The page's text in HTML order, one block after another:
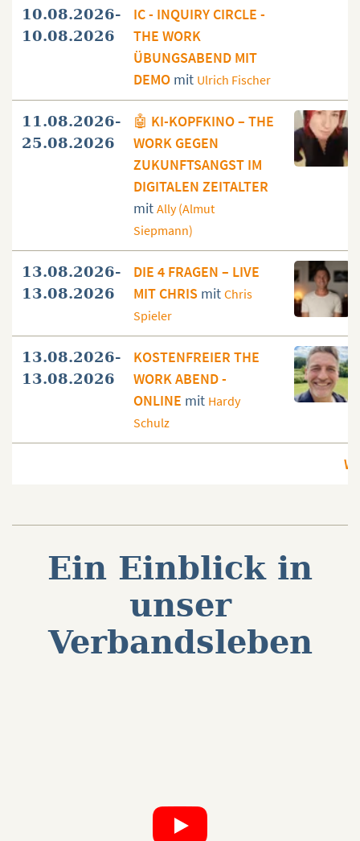
10.08.2026-
10.08.2026
IC - INQUIRY CIRCLE -
THE WORK
ÜBUNGSABEND MIT
DEMO mit Ulrich Fischer
11.08.2026-
25.08.2026
🤖 KI-KOPFKINO – THE
WORK GEGEN
ZUKUNFTSANGST IM
DIGITALEN ZEITALTER
mit Ally (Almut
Siepmann)
13.08.2026-
13.08.2026
DIE 4 FRAGEN – LIVE
MIT CHRIS mit Chris
Spieler
13.08.2026-
13.08.2026
KOSTENFREIER THE
WORK ABEND -
ONLINE mit Hardy
Schulz
Ein Einblick in
unser
Verbandsleben